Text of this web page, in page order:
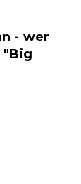
- wer
"Big